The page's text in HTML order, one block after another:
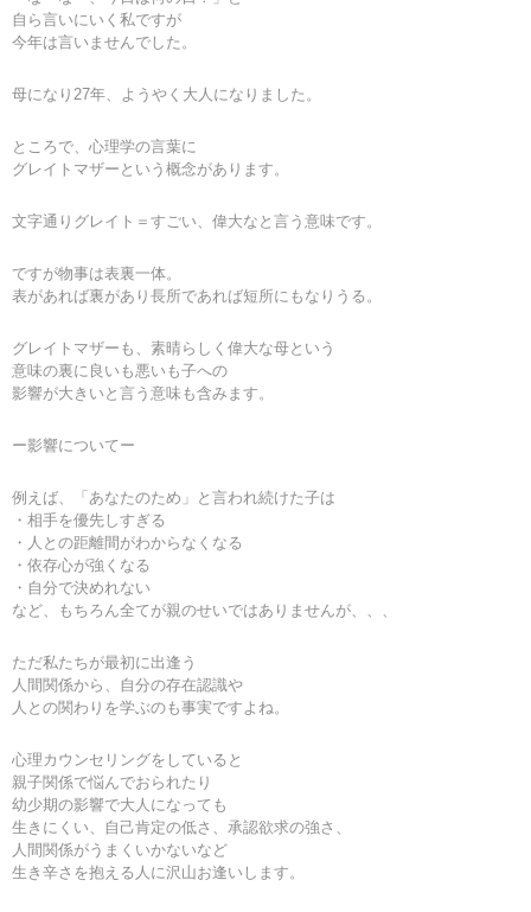
自ら言いにいく私ですが
今年は言いませんでした。
母になり27年、ようやく大人になりました。
ところで、心理学の言葉に
グレイトマザーという概念があります。
文字通りグレイト＝すごい、偉大なと言う意味です。
ですが物事は表裏一体。
表があれば裏があり長所であれば短所にもなりうる。
グレイトマザーも、素晴らしく偉大な母という
意味の裏に良いも悪いも子への
影響が大きいと言う意味も含みます。
ー影響についてー
例えば、「あなたのため」と言われ続けた子は
・相手を優先しすぎる
・人との距離間がわからなくなる
・依存心が強くなる
・自分で決めれない
など、もちろん全てが親のせいではありませんが、、、
ただ私たちが最初に出逢う
人間関係から、自分の存在認識や
人との関わりを学ぶのも事実ですよね。
心理カウンセリングをしていると
親子関係で悩んでおられたり
幼少期の影響で大人になっても
生きにくい、自己肯定の低さ、承認欲求の強さ、
人間関係がうまくいかないなど
生き辛さを抱える人に沢山お逢いします。